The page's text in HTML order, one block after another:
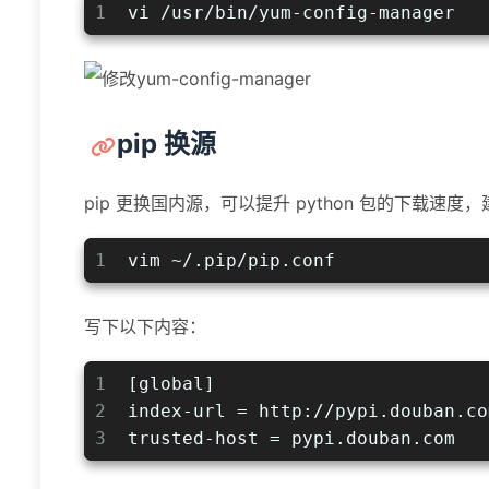
1 vi /usr/bin/yum-config-manager
pip 换源
pip 更换国内源，可以提升 python 包的下载速度，
1 vim ~/.pip/pip.conf
写下以下内容：
1
2
3
[global]
index-url = http://
trusted-host = pypi.douban.com